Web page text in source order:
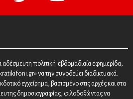
αδέσμευτη πολιτική εβδομαδιαία εφημερίδα,
να την συνοδεύει διαδικτυακά.
εγχείρημα, βασισμένο στις αρχές και στα
δημοσιογραφίας, φιλοδοξώντας να